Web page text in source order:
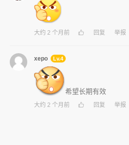
大约 2 个月前 回复 举报
xepo Lv.4
希望长期有效
大约 2 个月前 回复 举报